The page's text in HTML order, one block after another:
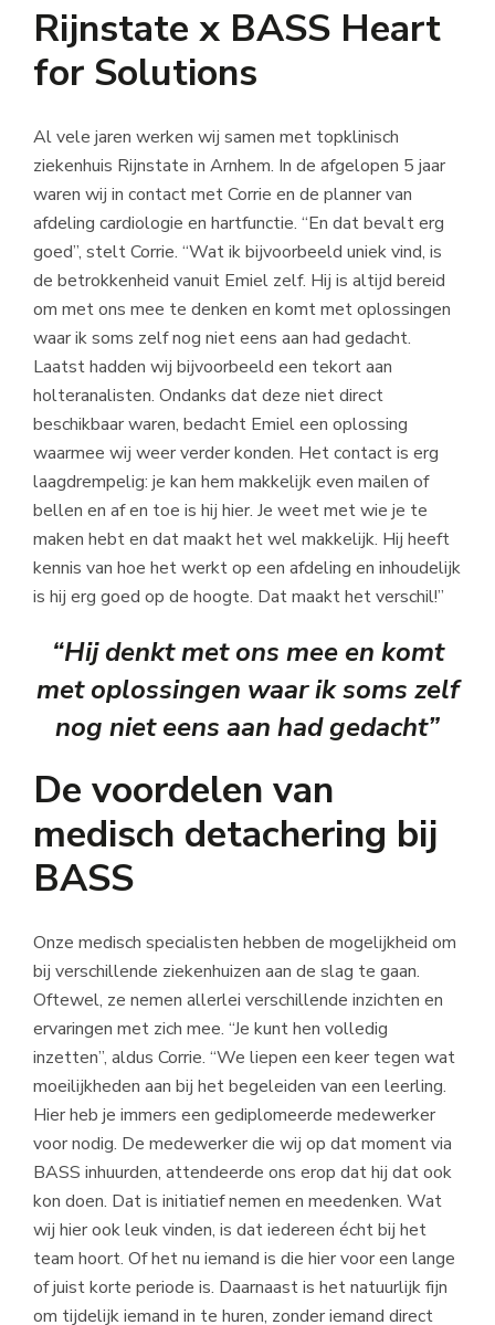
Rijnstate x BASS Heart
for Solutions
Al vele jaren werken wij samen met topklinisch
ziekenhuis Rijnstate in Arnhem. In de afgelopen 5 jaar
waren wij in contact met Corrie en de planner van
afdeling cardiologie en hartfunctie. “En dat bevalt erg
goed”, stelt Corrie. “Wat ik bijvoorbeeld uniek vind, is
de betrokkenheid vanuit Emiel zelf. Hij is altijd bereid
om met ons mee te denken en komt met oplossingen
waar ik soms zelf nog niet eens aan had gedacht.
Laatst hadden wij bijvoorbeeld een tekort aan
holteranalisten. Ondanks dat deze niet direct
beschikbaar waren, bedacht Emiel een oplossing
waarmee wij weer verder konden. Het contact is erg
laagdrempelig: je kan hem makkelijk even mailen of
bellen en af en toe is hij hier. Je weet met wie je te
maken hebt en dat maakt het wel makkelijk. Hij heeft
kennis van hoe het werkt op een afdeling en inhoudelijk
is hij erg goed op de hoogte. Dat maakt het verschil!”
“Hij denkt met ons mee en komt
met oplossingen waar ik soms zelf
nog niet eens aan had gedacht”
De voordelen van
medisch detachering bij
BASS
Onze medisch specialisten hebben de mogelijkheid om
bij verschillende ziekenhuizen aan de slag te gaan.
Oftewel, ze nemen allerlei verschillende inzichten en
ervaringen met zich mee. “Je kunt hen volledig
inzetten”, aldus Corrie. “We liepen een keer tegen wat
moeilijkheden aan bij het begeleiden van een leerling.
Hier heb je immers een gediplomeerde medewerker
voor nodig. De medewerker die wij op dat moment via
BASS inhuurden, attendeerde ons erop dat hij dat ook
kon doen. Dat is initiatief nemen en meedenken. Wat
wij hier ook leuk vinden, is dat iedereen écht bij het
team hoort. Of het nu iemand is die hier voor een lange
of juist korte periode is. Daarnaast is het natuurlijk fijn
om tijdelijk iemand in te huren, zonder iemand direct